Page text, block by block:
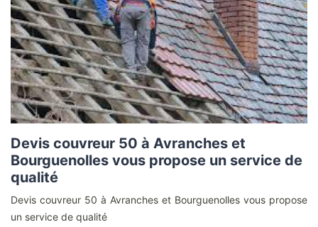
Devis couvreur 50 à Avranches et
Bourguenolles vous propose un service de
qualité
Devis couvreur 50 à Avranches et Bourguenolles vous propose
un service de qualité